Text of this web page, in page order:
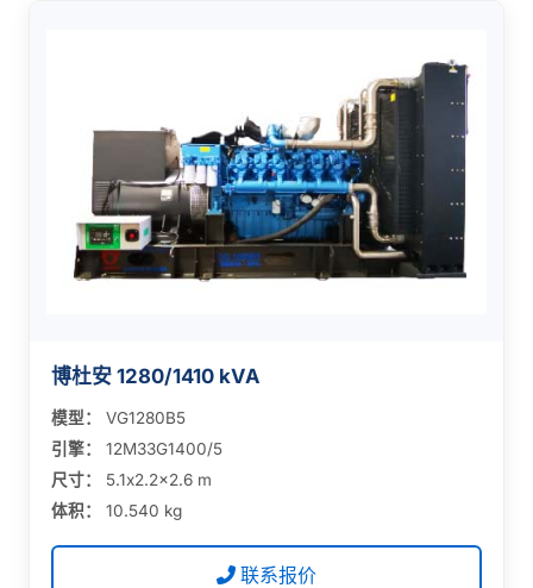
博杜安 1280/1410 kVA
模型：
VG1280B5
引擎：
12M33G1400/5
尺寸：
5.1x2.2x2.6 m
体积：
10.540 kg
联系报价